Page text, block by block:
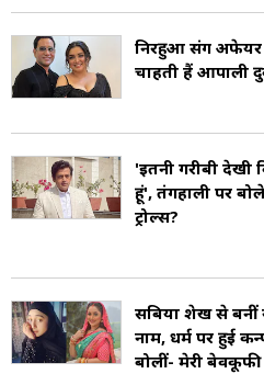
निरहुआ संग अफेयर
चाहती हैं
'इतनी गरीबी देखी
हूं', तंगहाली पर
ट्रोल्स?
सबिया शेख से बनीं
नाम, धर्म पर हुई
बोलीं- मेरी बेवकूफी